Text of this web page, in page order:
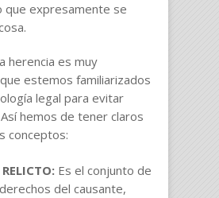
que expresamente se
herencia es muy
estemos familiarizados
legal para evitar
hemos de tener claros
conceptos:
Es el conjunto de
del causante,